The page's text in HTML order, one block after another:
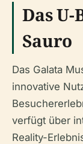
Das U-
Sauro
Das Galata
innovative
verfügt über
Reality-